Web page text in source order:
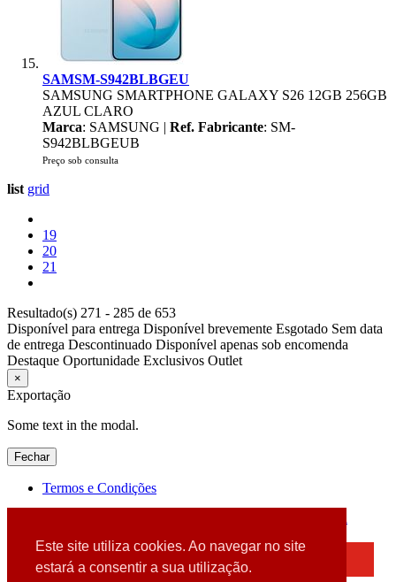
Este site utiliza cookies. Ao navegar no site
estará a consentir a sua utilização.
SAMSM-S942BLBGEU
SAMSUNG SMARTPHONE GALAXY S26 12GB 256GB
AZUL CLARO
Marca: SAMSUNG | Ref. Fabricante: SM-
S942BLBGEUB
Preço sob consulta
list grid
19
20
21
Resultado(s) 271 - 285 de 653
Disponível para entrega Disponível brevemente Esgotado Sem data
de entrega Descontinuado Disponível apenas sob encomenda
Destaque Oportunidade Exclusivos Outlet
×
Exportação
Some text in the modal.
Fechar
Termos e Condições
Detectamos que está a usar um browser desatualizado